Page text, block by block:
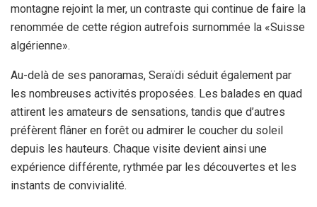
montagne rejoint la mer, un contraste qui continue de faire la
renommée de cette région autrefois surnommée la «Suisse
algérienne».
Au-delà de ses panoramas, Seraïdi séduit également par
les nombreuses activités proposées. Les balades en quad
attirent les amateurs de sensations, tandis que d’autres
préfèrent flâner en forêt ou admirer le coucher du soleil
depuis les hauteurs. Chaque visite devient ainsi une
expérience différente, rythmée par les découvertes et les
instants de convivialité.